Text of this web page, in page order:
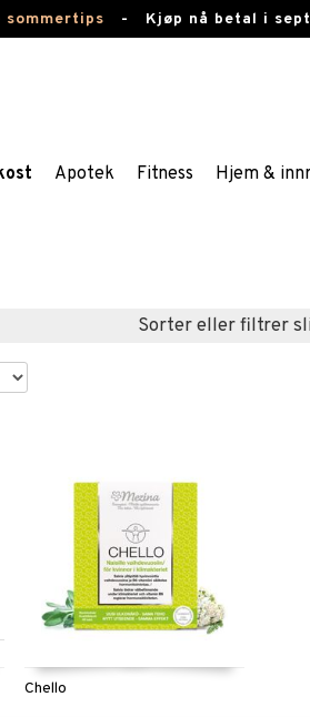
- Kjøp nå betal i
Apotek Fitness Hjem &
Sorter eller filtrer
Chello